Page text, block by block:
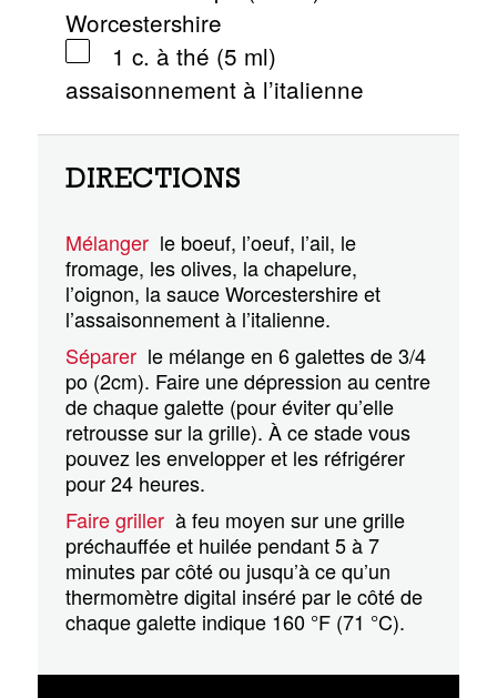
Worcestershire
1 c. à thé (5 ml)
assaisonnement à l’italienne
DIRECTIONS
Mélanger le boeuf, l’oeuf, l’ail, le
fromage, les olives, la chapelure,
l’oignon, la sauce Worcestershire et
l’assaisonnement à l’italienne.
Séparer le mélange en 6 galettes de 3/4
po (2cm). Faire une dépression au centre
de chaque galette (pour éviter qu’elle
retrousse sur la grille). À ce stade vous
pouvez les envelopper et les réfrigérer
pour 24 heures.
Faire griller à feu moyen sur une grille
préchauffée et huilée pendant 5 à 7
minutes par côté ou jusqu’à ce qu’un
thermomètre digital inséré par le côté de
chaque galette indique 160 °F (71 °C).